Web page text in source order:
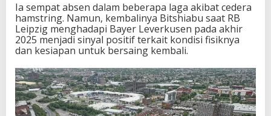
Ia sempat absen dalam beberapa laga akibat cedera
hamstring. Namun, kembalinya Bitshiabu saat RB
Leipzig menghadapi Bayer Leverkusen pada akhir
2025 menjadi sinyal positif terkait kondisi fisiknya
dan kesiapan untuk bersaing kembali.